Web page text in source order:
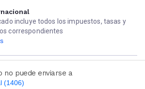
incluye todos los impuestos, tasas y
correspondientes
no puede enviarse a
(1406)